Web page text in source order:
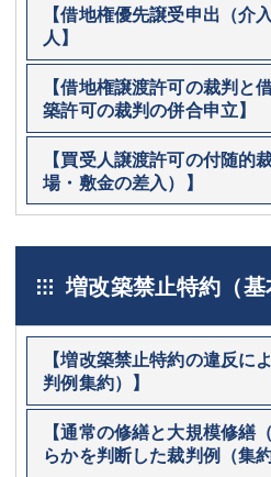
【借地権優先譲受申出（介
人】
【借地権譲渡許可の裁判と
築許可の裁判の併合申立】
【買受人譲渡許可の付随的
場・敷金の差入）】
増改築禁止特約（基
【増改築禁止特約の違反に
判例集約）】
【通常の修繕と大規模修繕
らかを判断した裁判例（集約